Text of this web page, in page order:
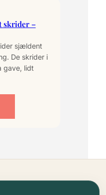
skrider –
sjældent
De skrider i
gave, lidt